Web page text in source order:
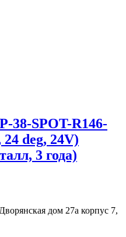
38-SPOT-R146-
deg, 24V)
3 года)
дом 27а корпус 7,